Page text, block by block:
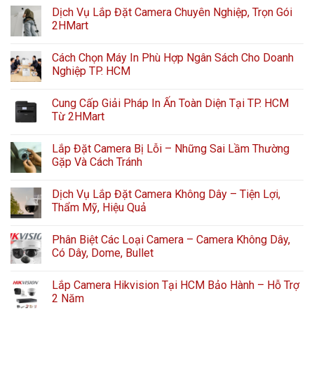
Dịch Vụ Lắp Đặt Camera Chuyên Nghiệp, Trọn Gói
2HMart
Cách Chọn Máy In Phù Hợp Ngân Sách Cho Doanh
Nghiệp TP. HCM
Cung Cấp Giải Pháp In Ấn Toàn Diện Tại TP. HCM
Từ 2HMart
Lắp Đặt Camera Bị Lỗi – Những Sai Lầm Thường
Gặp Và Cách Tránh
Dịch Vụ Lắp Đặt Camera Không Dây – Tiện Lợi,
Thẩm Mỹ, Hiệu Quả
Phân Biệt Các Loại Camera – Camera Không Dây,
Có Dây, Dome, Bullet
Lắp Camera Hikvision Tại HCM Bảo Hành – Hỗ Trợ
2 Năm